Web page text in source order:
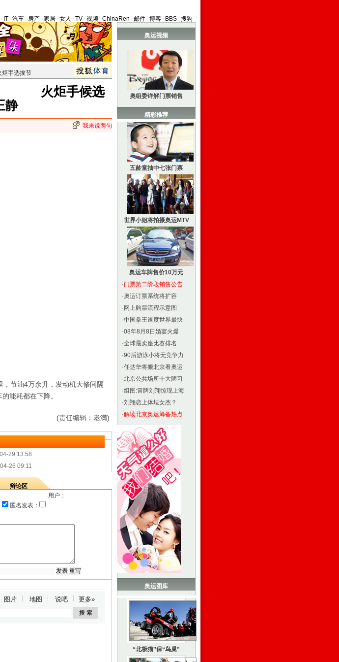
- IT-汽车- 房产-家居-女人 -TV-视频-ChinaRen -邮件-博客- BBS-搜狗
炬手选拔节
火炬手候选
静
我来说两句
节油4万余升，发动机大修间隔
能耗都在下降。
(责任编辑：老满)
29 13:58
26 09:11
辩论区
用户：
匿名发表：
图片 地图 说吧 更多»
奥运视频
奥组委详解门票销售
精彩推荐
五龄童抽中七张门票
世界小姐将拍摄奥运MTV
奥运车牌售价10万元
·门票第二阶段销售公告
·奥运订票系统将扩容
· 网上购票流程示意图
·中国拳王速度世界最快
·08年8月8日婚宴火爆
·全球最卖座比赛排名
·90后游泳小将无竞争力
·任达华将搬北京看奥运
·北京公共场所十大陋习
·组图:冒牌刘翔惊现上海
·刘翔恋上体坛女杰？
·解读北京奥运筹备热点
奥运图库
“北极猫”保“鸟巢”